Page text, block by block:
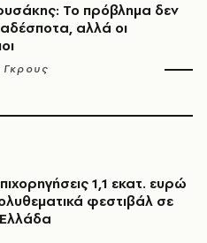
Το πρόβλημα δεν
αδέσποτα, αλλά οι
1,1 εκατ. ευρώ
φεστιβάλ σε